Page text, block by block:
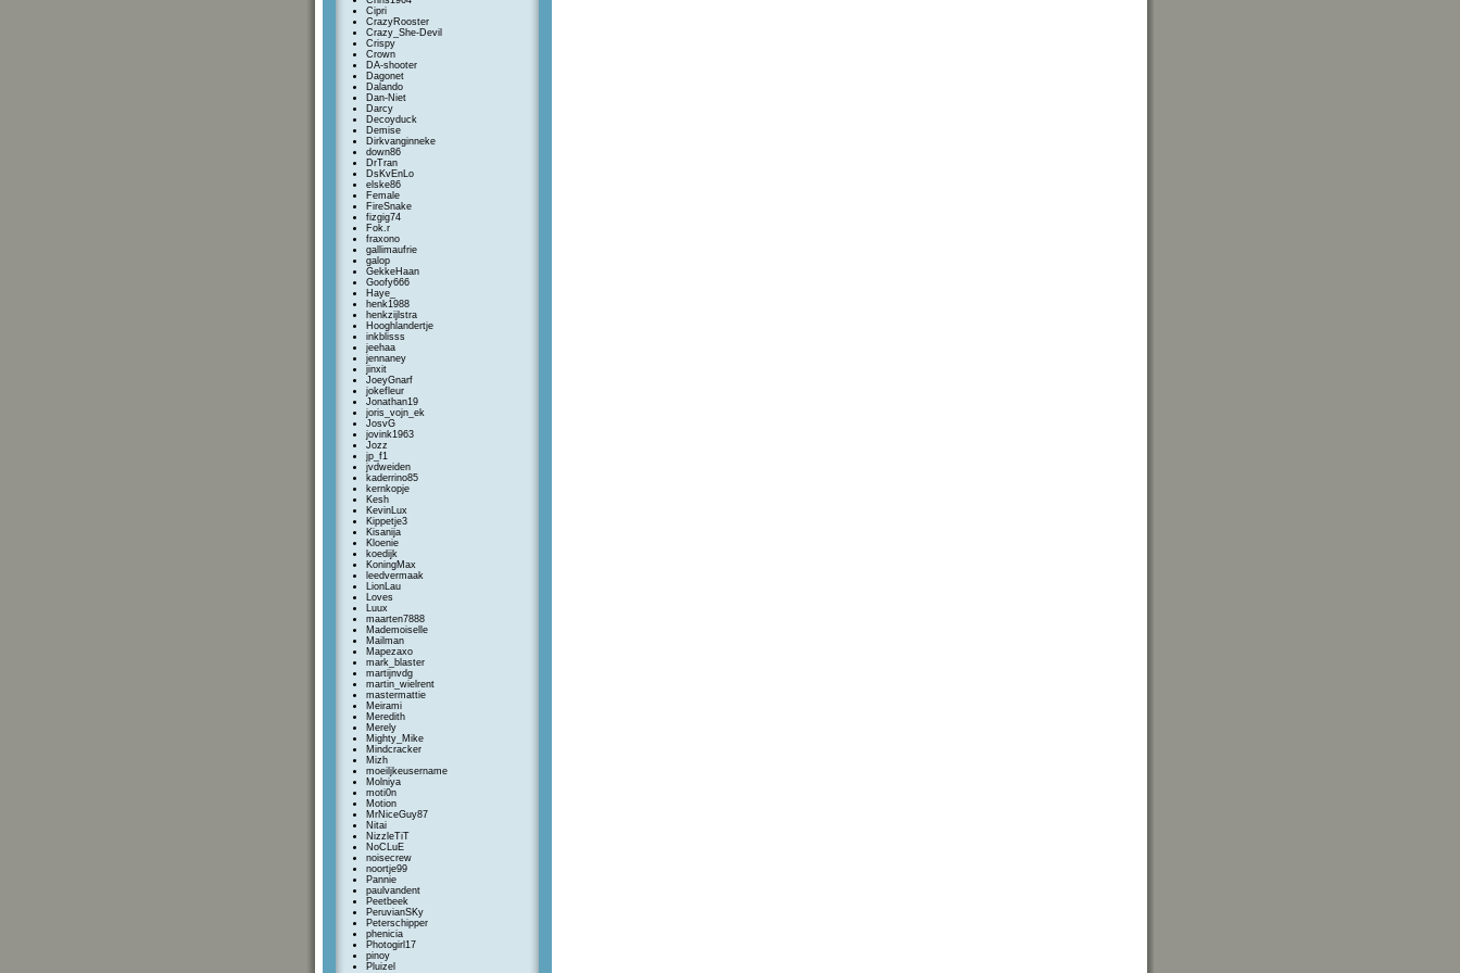
Cipri
CrazyRooster
Crazy_She-Devil
Crispy
Crown
DA-shooter
Dagonet
Dalando
Dan-Niet
Darcy
Decoyduck
Demise
Dirkvanginneke
down86
DrTran
DsKvEnLo
elske86
Female
FireSnake
fizgig74
Fok.r
fraxono
gallimaufrie
galop
GekkeHaan
Goofy666
Haye_
henk1988
henkzijlstra
Hooghlandertje
inkblisss
jeehaa
jennaney
jinxit
JoeyGnarf
jokefleur
Jonathan19
joris_vojn_ek
JosvG
jovink1963
Jozz
jp_f1
jvdweiden
kaderrino85
kernkopje
Kesh
KevinLux
Kippetje3
Kisanija
Kloenie
koedijk
KoningMax
leedvermaak
LionLau
Loves
Luux
maarten7888
Mademoiselle
Mailman
Mapezaxo
mark_blaster
martijnvdg
martin_wielrent
mastermattie
Meirami
Meredith
Merely
Mighty_Mike
Mindcracker
Mizh
moeiljkeusername
Molniya
moti0n
Motion
MrNiceGuy87
Nitai
NizzleTiT
NoCLuE
noisecrew
noortje99
Pannie
paulvandent
Peetbeek
PeruvianSKy
Peterschipper
phenicia
Photogirl17
pinoy
Pluizel